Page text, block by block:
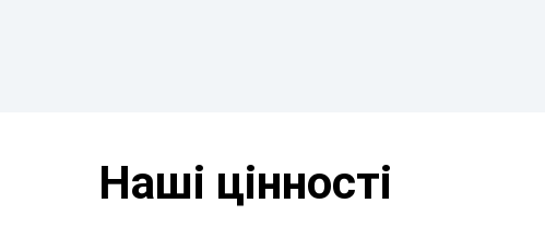
Наші цінності